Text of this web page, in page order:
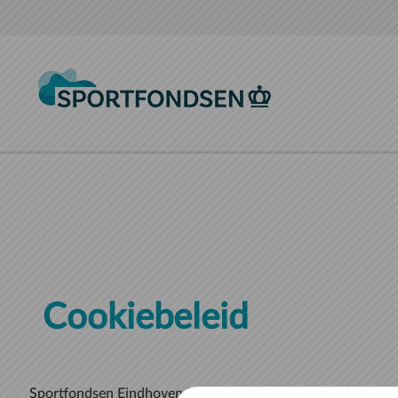
Cookiebeleid
Sportfondsen Eindhoven B.V. ("ons", "wij", of "onze")